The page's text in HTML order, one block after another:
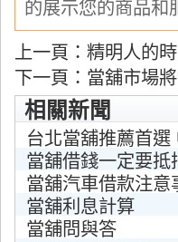
的展示您的商品和
上一頁： 精明人的
下一頁： 當舖市場
相關新聞
台北當舖推薦首
當舖借錢一定要抵
當舖汽車借款注意
當舖利息計算
當舖問與答